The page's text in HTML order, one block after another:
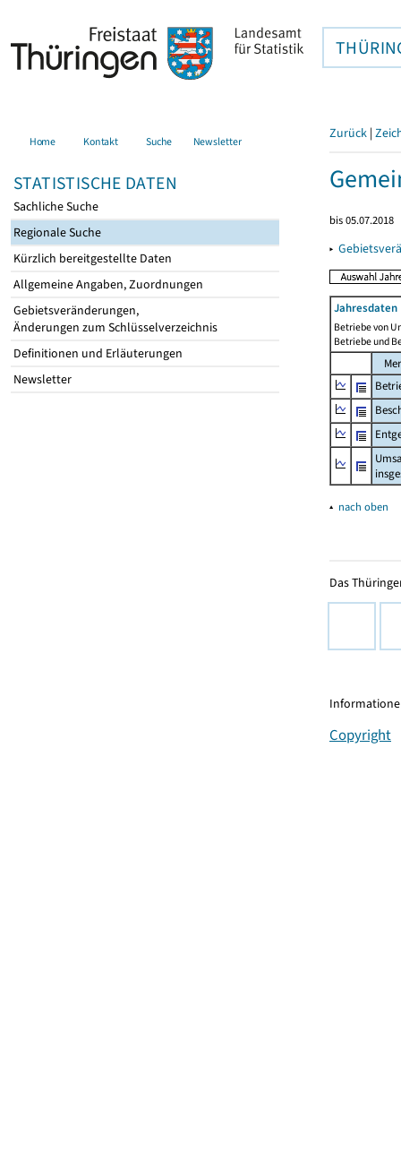
Home Kontakt Suche Newsletter
STATISTISCHE DATEN
Sachliche Suche
Regionale Suche
Kürzlich bereitgestellte Daten
Allgemeine Angaben, Zuordnungen
Gebietsveränderungen,
Änderungen zum Schlüsselverzeichnis
Definitionen und Erläuterungen
Newsletter
Zurück |
bis 05.07.2018
▸
Jahresdaten
Betriebe von
Betriebe und
▴ nach oben
Das
Copyright